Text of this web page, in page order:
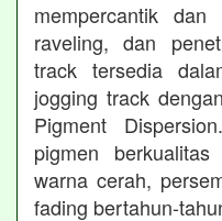
mempercantik
raveling, dan
track tersedia
jogging track
Pigment
pigmen
warna cerah,
fading bertahun-